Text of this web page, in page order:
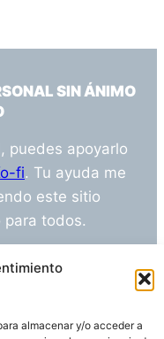
almacenar y/o acceder a
SIN ÁNIMO
puedes apoyarlo
fi. Tu ayuda me
este sitio
todos.
Escríbeme